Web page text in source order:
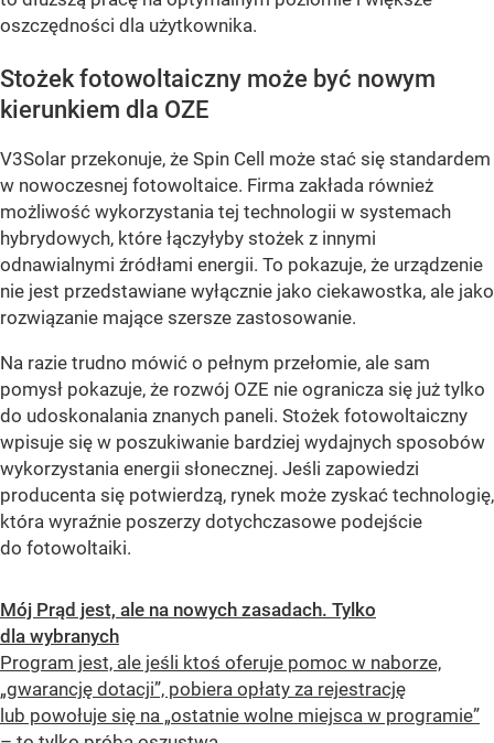
oszczędności dla użytkownika.
Stożek fotowoltaiczny może być nowym
kierunkiem dla OZE
V3Solar przekonuje, że Spin Cell może stać się standardem
w nowoczesnej fotowoltaice. Firma zakłada również
możliwość wykorzystania tej technologii w systemach
hybrydowych, które łączyłyby stożek z innymi
odnawialnymi źródłami energii. To pokazuje, że urządzenie
nie jest przedstawiane wyłącznie jako ciekawostka, ale jako
rozwiązanie mające szersze zastosowanie.
Na razie trudno mówić o pełnym przełomie, ale sam
pomysł pokazuje, że rozwój OZE nie ogranicza się już tylko
do udoskonalania znanych paneli. Stożek fotowoltaiczny
wpisuje się w poszukiwanie bardziej wydajnych sposobów
wykorzystania energii słonecznej. Jeśli zapowiedzi
producenta się potwierdzą, rynek może zyskać technologię,
która wyraźnie poszerzy dotychczasowe podejście
do fotowoltaiki.
Mój Prąd jest, ale na nowych zasadach. Tylko
dla wybranych
Program jest, ale jeśli ktoś oferuje pomoc w naborze,
„gwarancję dotacji”, pobiera opłaty za rejestrację
lub powołuje się na „ostatnie wolne miejsca w programie”